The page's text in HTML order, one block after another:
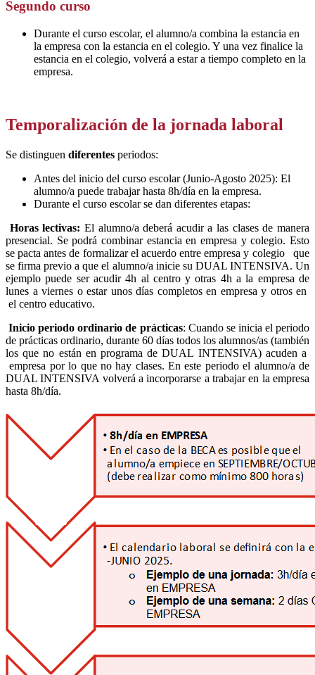
Segundo curso
Durante el curso escolar, el alumno/a combina la estancia en
la empresa con la estancia en el colegio. Y una vez finalice la
estancia en el colegio, volverá a estar a tiempo completo en la
empresa.
Temporalización de la jornada laboral
Se distinguen diferentes periodos:
Antes del inicio del curso escolar (Junio-Agosto 2025): El
alumno/a puede trabajar hasta 8h/día en la empresa.
Durante el curso escolar se dan diferentes etapas:
Horas lectivas: El alumno/a deberá acudir a las clases de manera
presencial. Se podrá combinar estancia en empresa y colegio. Esto
se pacta antes de formalizar el acuerdo entre empresa y colegio que
se firma previo a que el alumno/a inicie su DUAL INTENSIVA. Un
ejemplo puede ser acudir 4h al centro y otras 4h a la empresa de
lunes a viernes o estar unos días completos en empresa y otros en
el centro educativo.
Inicio periodo ordinario de prácticas: Cuando se inicia el periodo
de prácticas ordinario, durante 60 días todos los alumnos/as (también
los que no están en programa de DUAL INTENSIVA) acuden a
empresa por lo que no hay clases. En este periodo el alumno/a de
DUAL INTENSIVA volverá a incorporarse a trabajar en la empresa
hasta 8h/día.